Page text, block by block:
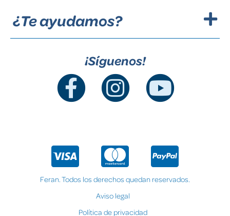
¿Te ayudamos?
¡Síguenos!
Feran. Todos los derechos quedan reservados.
Aviso legal
Política de privacidad